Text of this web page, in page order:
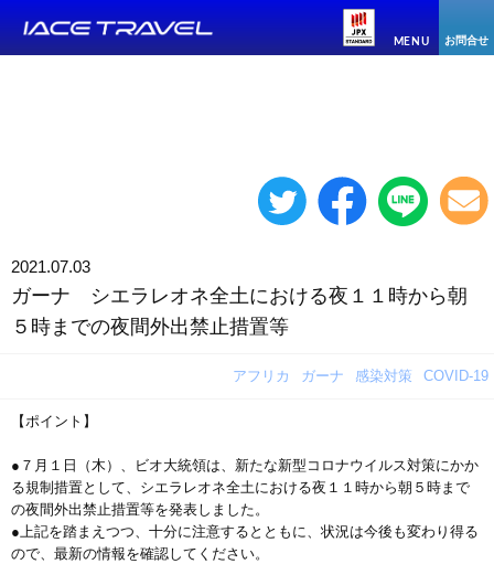
MENU お問合せ
2021.07.03
ガーナ シエラレオネ全土における夜１１時から朝
５時までの夜間外出禁止措置等
アフリカ ガーナ 感染対策 COVID-19
【ポイント】
●７月１日（木）、ビオ大統領は、新たな新型コロナウイルス対策にかか
る規制措置として、シエラレオネ全土における夜１１時から朝５時まで
の夜間外出禁止措置等を発表しました。
●上記を踏まえつつ、十分に注意するとともに、状況は今後も変わり得る
ので、最新の情報を確認してください。